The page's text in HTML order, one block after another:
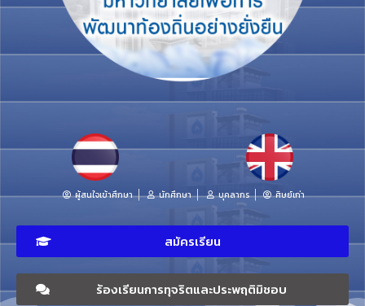
ผู้สนใจเข้าศึกษา นักศึกษา บุคลากร ศิษย์เก่า
สมัครเรียน
ร้องเรียนการทุจริตและประพฤติมิชอบ